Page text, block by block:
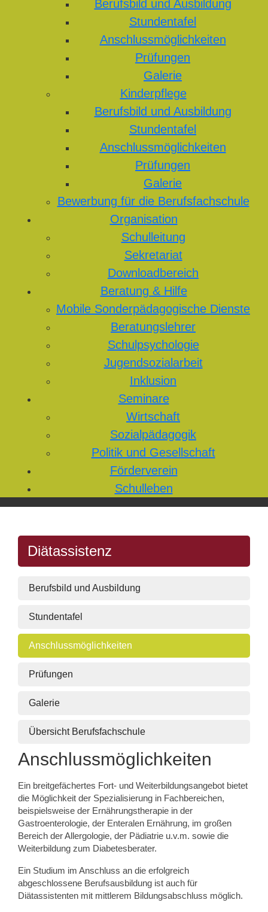
Berufsbild und Ausbildung
Stundentafel
Anschlussmöglichkeiten
Prüfungen
Galerie
Kinderpflege
Berufsbild und Ausbildung
Stundentafel
Anschlussmöglichkeiten
Prüfungen
Galerie
Bewerbung für die Berufsfachschule
Organisation
Schulleitung
Sekretariat
Downloadbereich
Beratung & Hilfe
Mobile Sonderpädagogische Dienste
Beratungslehrer
Schulpsychologie
Jugendsozialarbeit
Inklusion
Seminare
Wirtschaft
Sozialpädagogik
Politik und Gesellschaft
Förderverein
Schulleben
Diätassistenz
Berufsbild und Ausbildung
Stundentafel
Anschlussmöglichkeiten
Prüfungen
Galerie
Übersicht Berufsfachschule
Anschlussmöglichkeiten
Ein breitgefächertes Fort- und Weiterbildungsangebot bietet
die Möglichkeit der Spezialisierung in Fachbereichen,
beispielsweise der Ernährungstherapie in der
Gastroenterologie, der Enteralen Ernährung, im großen
Bereich der Allergologie, der Pädiatrie u.v.m. sowie die
Weiterbildung zum Diabetesberater.
Ein Studium im Anschluss an die erfolgreich
abgeschlossene Berufsausbildung ist auch für
Diätassistenten mit mittlerem Bildungsabschluss möglich.